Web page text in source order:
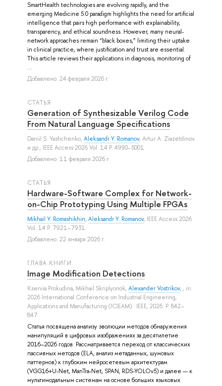
SmartHealth technologies are evolving rapidly, and the
emerging Medicine 5.0 paradigm highlights the need for artificial
intelligence that pairs high performance with explainability,
transparency, and ethical soundness. However, many neural-
network approaches remain “black boxes,” limiting their uptake
in clinical practice, where justification and trust are essential.
This article reviews their applications in diagnosis, monitoring of
...
Добавлено: 24 февраля 2026 г.
СТАТЬЯ
Generation of Synthesizable Verilog Code
From Natural Language Specifications
Daniil S. Yashchenko, Aleksandr Y. Romanov, Artur A. Ziazetdinov
и др., IEEE Access 2026 Vol. 14 P. 4990–5001
Добавлено: 11 февраля 2026 г.
СТАТЬЯ
Hardware-Software Complex for Network-
on-Chip Prototyping Using Multiple FPGAs
Mikhail Y. Romashikhin, Aleksandr Y. Romanov, IEEE Access 2026
Vol. 14 P. 7921–7931
Добавлено: 22 января 2026 г.
ГЛАВА КНИГИ
Image Modification Detections
Kseniia Prokudina, Mikhail Skriplyonok, Alexander Vostrikov, , in:
2026 International Conference on Industrial Engineering,
Applications and Manufacturing (ICIEAM).: IEEE, 2026. P. 842–
847.
Статья посвящена анализу эволюции методов обнаружения
манипуляций в цифровых изображениях за десятилетие
2016–2026 годов. Рассматривается переход от классических
пассивных методов (ELA, анализ метаданных, шумовых
паттернов) к глубоким нейросетевым архитектурам
(VGG16+U-Net, ManTra-Net, SPAN, RDS-YOLOv5) и далее — к
мультимодальным системам на основе больших языковых